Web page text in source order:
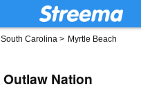
South Carolina > Myrtle Beach
Outlaw Nation